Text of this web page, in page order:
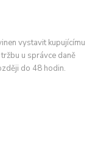
vystavit kupujícímu
u správce daně
do 48 hodin.